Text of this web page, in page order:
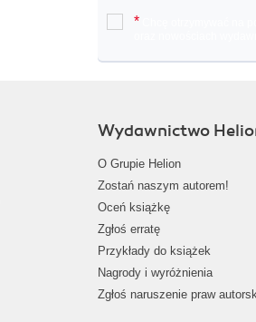
*
Wydawnictwo
O Grupie Helion
Zostań naszym autorem!
Oceń książkę
Zgłoś erratę
Przykłady do książek
Nagrody i wyróżnienia
Zgłoś naruszenie praw